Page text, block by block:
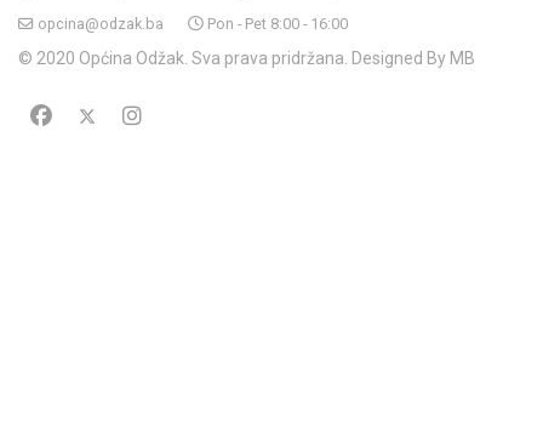
opcina@odzak.ba
Pon - Pet 8:00 - 16:00
© 2020 Općina Odžak. Sva prava pridržana. Designed By MB